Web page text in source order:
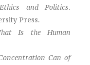
and Politics.
Press.
Is the Human
Can of